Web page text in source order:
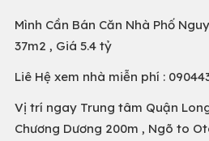
Mình Cần Bán Căn Nhà Phố
37m2 , Giá 5.4 tỷ
Liê Hệ xem nhà miễn phí :
Vị trí ngay Trung tâm Quận
Chương Dương 200m , Ngõ to